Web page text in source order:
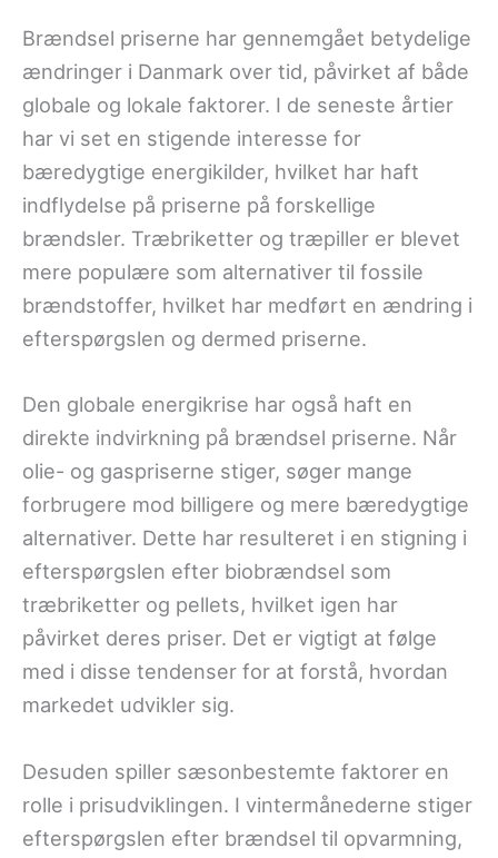
Brændsel priserne har gennemgået betydelige
ændringer i Danmark over tid, påvirket af både
globale og lokale faktorer. I de seneste årtier
har vi set en stigende interesse for
bæredygtige energikilder, hvilket har haft
indflydelse på priserne på forskellige
brændsler. Træbriketter og træpiller er blevet
mere populære som alternativer til fossile
brændstoffer, hvilket har medført en ændring i
efterspørgslen og dermed priserne.
Den globale energikrise har også haft en
direkte indvirkning på brændsel priserne. Når
olie- og gaspriserne stiger, søger mange
forbrugere mod billigere og mere bæredygtige
alternativer. Dette har resulteret i en stigning i
efterspørgslen efter biobrændsel som
træbriketter og pellets, hvilket igen har
påvirket deres priser. Det er vigtigt at følge
med i disse tendenser for at forstå, hvordan
markedet udvikler sig.
Desuden spiller sæsonbestemte faktorer en
rolle i prisudviklingen. I vintermånederne stiger
efterspørgslen efter brændsel til opvarmning,